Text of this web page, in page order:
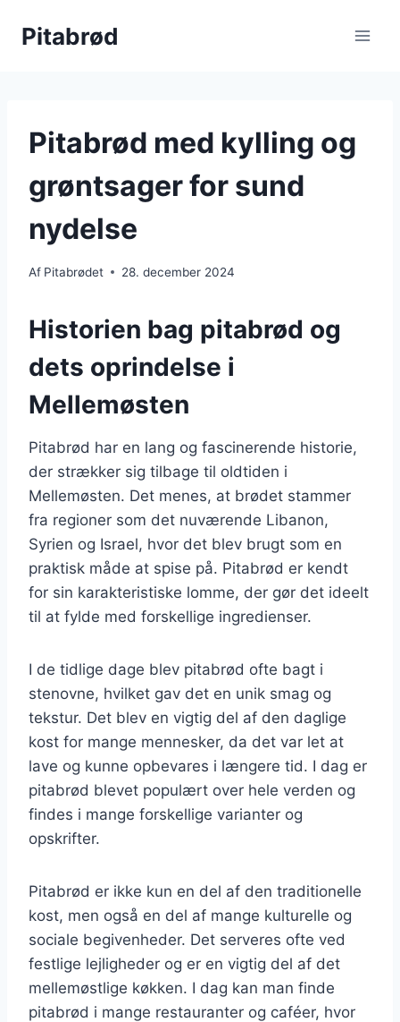
Pitabrød
Pitabrød med kylling og
grøntsager for sund
nydelse
Af Pitabrødet 28. december 2024
Historien bag pitabrød og
dets oprindelse i
Mellemøsten
Pitabrød har en lang og fascinerende historie,
der strækker sig tilbage til oldtiden i
Mellemøsten. Det menes, at brødet stammer
fra regioner som det nuværende Libanon,
Syrien og Israel, hvor det blev brugt som en
praktisk måde at spise på. Pitabrød er kendt
for sin karakteristiske lomme, der gør det ideelt
til at fylde med forskellige ingredienser.
I de tidlige dage blev pitabrød ofte bagt i
stenovne, hvilket gav det en unik smag og
tekstur. Det blev en vigtig del af den daglige
kost for mange mennesker, da det var let at
lave og kunne opbevares i længere tid. I dag er
pitabrød blevet populært over hele verden og
findes i mange forskellige varianter og
opskrifter.
Pitabrød er ikke kun en del af den traditionelle
kost, men også en del af mange kulturelle og
sociale begivenheder. Det serveres ofte ved
festlige lejligheder og er en vigtig del af det
mellemøstlige køkken. I dag kan man finde
pitabrød i mange restauranter og caféer, hvor